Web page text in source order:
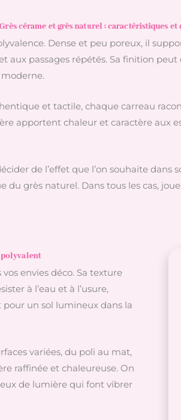
cérame et grès naturel : caractéristiques et
Dense et peu poreux, il
aux passages répétés. Sa finition
et tactile, chaque carreau
apportent chaleur et caractère aux
de l’effet que l’on souhaite
du grès naturel. Dans tous les cas,
polyvalent
envies déco. Sa texture
à l’eau et à l’usure,
un sol lumineux dans la
variées, du poli au mat,
raffinée et chaleureuse. On
de lumière qui font vibrer